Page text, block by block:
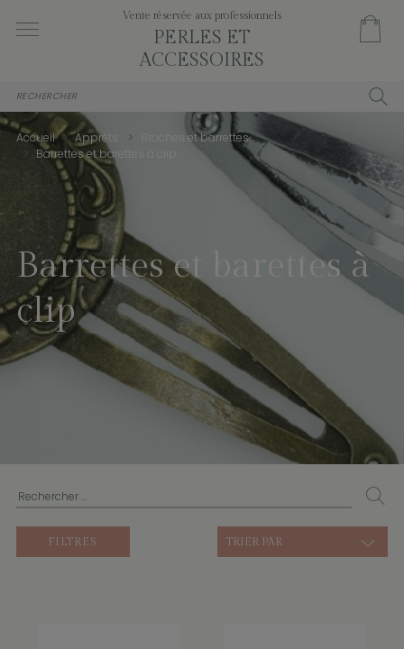
Vente réservée aux professionnels
PERLES ET
ACCESSOIRES
Accueil Apprêts
Broches et barrettes
Barrettes et barettes à clip
Barrettes et barettes à
clip
FILTRES TRIER PAR